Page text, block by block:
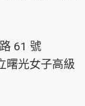
61 號
曙光女子高級